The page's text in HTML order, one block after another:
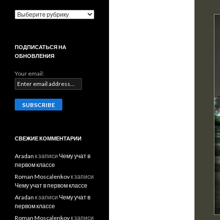
Р
и
к
ПОДПИСАТЬСЯ НА
ОБНОВЛЕНИЯ
Your email:
СВЕЖИЕ КОММЕНТАРИИ
Aradan к записи Чему учат в
первом классе
Roman Moscalenkovк записи
Чему учат в первом классе
Aradan к записи Чему учат в
первом классе
Roman Moscalenkovк записи